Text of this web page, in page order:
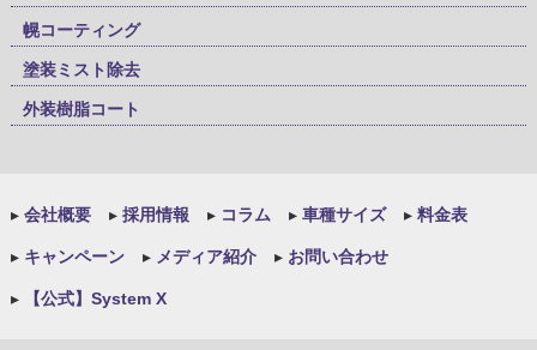
幌コーティング
塗装ミスト除去
外装樹脂コート
▸会社概要 ▸採用情報 ▸コラム ▸車種サイズ ▸料金表
▸キャンペーン ▸メディア紹介 ▸お問い合わせ
▸【公式】System X